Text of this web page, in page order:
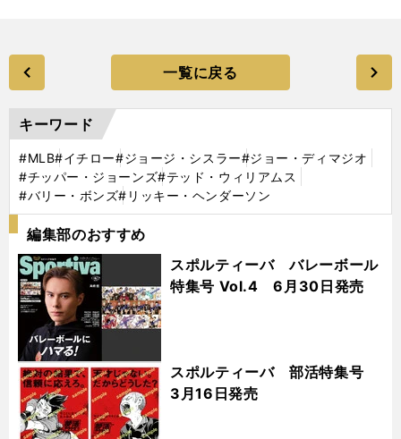
一覧に戻る
キーワード
#MLB#イチロー#ジョージ・シスラー#ジョー・ディマジオ
#チッパー・ジョーンズ#テッド・ウィリアムス
#バリー・ボンズ#リッキー・ヘンダーソン
編集部のおすすめ
スポルティーバ バレーボール
特集号 Vol.4 6月30日発売
スポルティーバ 部活特集号
3月16日発売